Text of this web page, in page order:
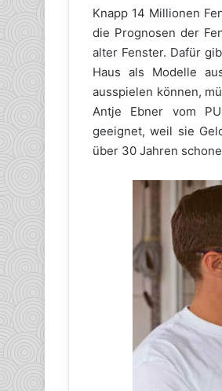
Knapp 14 Millionen
die Prognosen der
alter Fenster. Dafür
Haus als Modelle
ausspielen können,
Antje Ebner vom
geeignet, weil sie
über 30 Jahren